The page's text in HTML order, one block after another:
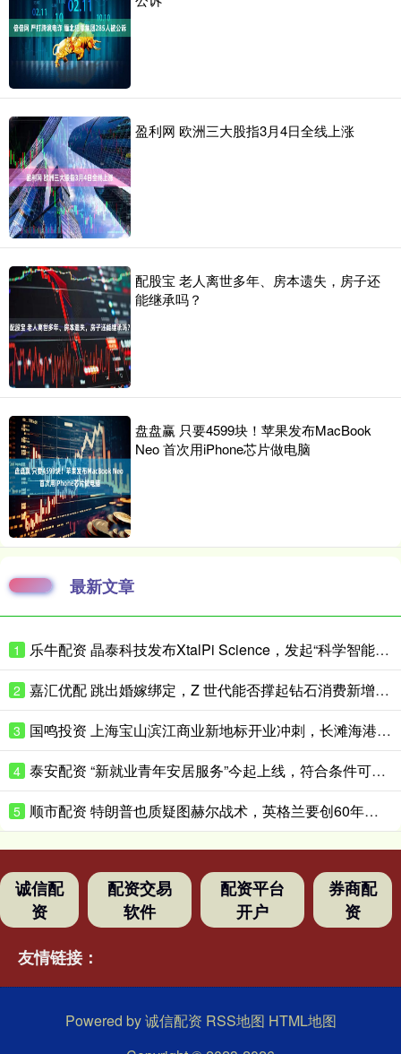
盈利网 欧洲三大股指3月4日全线上涨
配股宝 老人离世多年、房本遗失，房子还
能继承吗？
盘盘赢 只要4599块！苹果发布MacBook
Neo 首次用iPhone芯片做电脑
最新文章
1 乐牛配资 晶泰科技发布XtalPi Science，发起“科学智能开放生态联盟”
2 嘉汇优配 跳出婚嫁绑定，Z 世代能否撑起钻石消费新增量？
3 国鸣投资 上海宝山滨江商业新地标开业冲刺，长滩海港城今年底试营业
4 泰安配资 “新就业青年安居服务”今起上线，符合条件可优惠租赁保租房
5 顺市配资 特朗普也质疑图赫尔战术，英格兰要创60年最佳战绩困难重重
诚信配
资
配资交易
软件
配资平台
开户
券商配
资
友情链接：
Powered by诚信配资 RSS地图 HTML地图